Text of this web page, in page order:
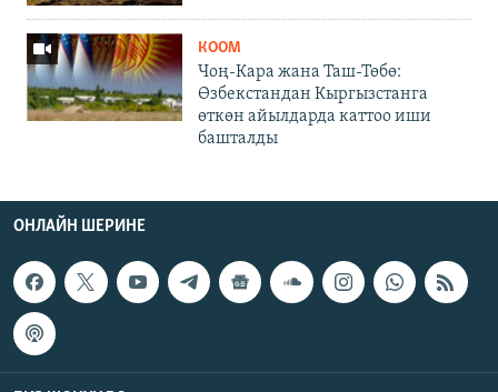
КООМ
Чоң-Кара жана Таш-Төбө:
Өзбекстандан Кыргызстанга
өткөн айылдарда каттоо иши
башталды
ОНЛАЙН ШЕРИНЕ